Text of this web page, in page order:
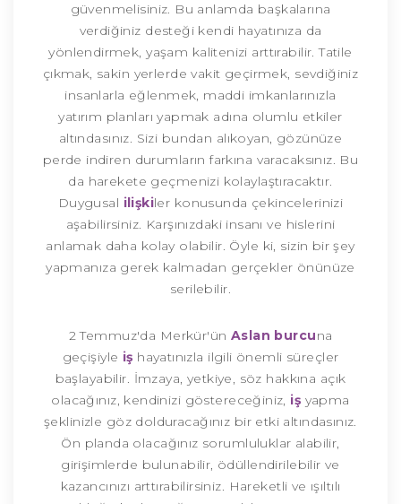
güvenmelisiniz. Bu anlamda başkalarına
verdiğiniz desteği kendi hayatınıza da
yönlendirmek, yaşam kalitenizi arttırabilir. Tatile
çıkmak, sakin yerlerde vakit geçirmek, sevdiğiniz
insanlarla eğlenmek, maddi imkanlarınızla
yatırım planları yapmak adına olumlu etkiler
altındasınız. Sizi bundan alıkoyan, gözünüze
perde indiren durumların farkına varacaksınız. Bu
da harekete geçmenizi kolaylaştıracaktır.
Duygusal ilişkiler konusunda çekincelerinizi
aşabilirsiniz. Karşınızdaki insanı ve hislerini
anlamak daha kolay olabilir. Öyle ki, sizin bir şey
yapmanıza gerek kalmadan gerçekler önünüze
serilebilir.
2 Temmuz'da Merkür'ün Aslan burcuna
geçişiyle iş hayatınızla ilgili önemli süreçler
başlayabilir. İmzaya, yetkiye, söz hakkına açık
olacağınız, kendinizi göstereceğiniz, iş yapma
şeklinizle göz dolduracağınız bir etki altındasınız.
Ön planda olacağınız sorumluluklar alabilir,
girişimlerde bulunabilir, ödüllendirilebilir ve
kazancınızı arttırabilirsiniz. Hareketli ve ışıltılı